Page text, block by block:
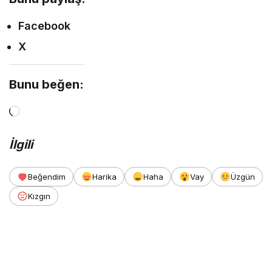
Facebook
X
Bunu beğen:
Yükleniyor...
İlgili
Beğendim Harika Haha Vay
Üzgün
Kızgın